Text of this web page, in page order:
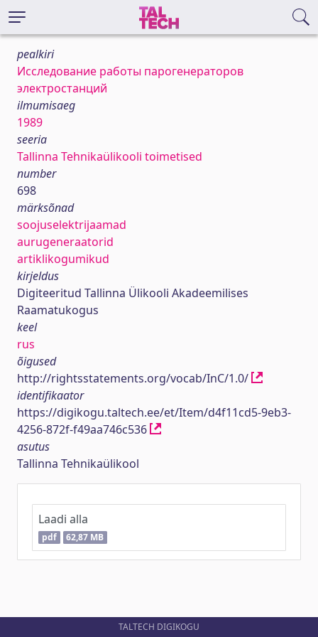
pealkiri
Исследование работы парогенераторов
электростанций
ilmumisaeg
1989
seeria
Tallinna Tehnikaülikooli toimetised
number
698
märksõnad
soojuselektrijaamad
aurugeneraatorid
artiklikogumikud
kirjeldus
Digiteeritud Tallinna Ülikooli Akadeemilises
Raamatukogus
keel
rus
õigused
http://rightsstatements.org/vocab/InC/1.0/
identifikaator
https://digikogu.taltech.ee/et/Item/d4f11cd5-9eb3-
4256-872f-f49aa746c536
asutus
Tallinna Tehnikaülikool
Laadi alla
pdf 62,87 MB
TALTECH DIGIKOGU